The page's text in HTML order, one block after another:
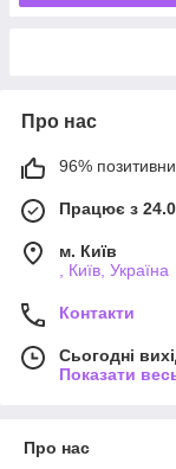
Про нас
96%
Працює з
м. Київ
, Київ, Україна
Контакти
Сьогодні
Показати
Про нас